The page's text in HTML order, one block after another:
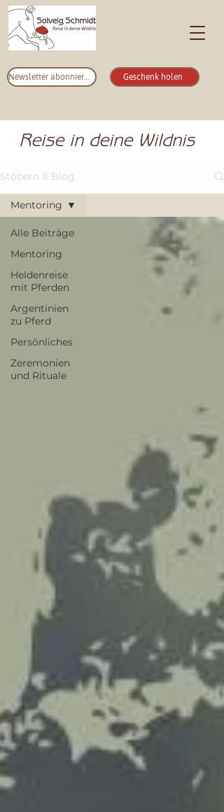
Newsletter abonnieren Geschenk holen
Reise in deine Wildnis
Stöbern & Blog
Alle Beiträge
Mentoring
Heldenreise
mit Pferden
Argentinien
zu Pferd
Persönliches
Zeremonien
und Rituale
Mentoring